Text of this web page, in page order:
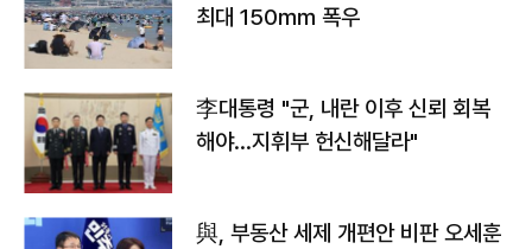
최대 150㎜ 폭우
李대통령 "군, 내란 이후 신뢰 회복
해야…지휘부 헌신해달라"
與, 부동산 세제 개편안 비판 오세훈